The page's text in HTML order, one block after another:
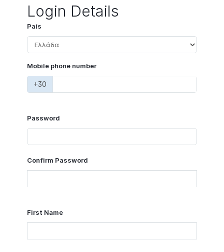
Login Details
País
Mobile phone number
+30
Password
Confirm Password
First Name